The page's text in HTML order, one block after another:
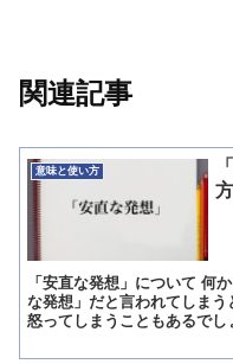
関連記事
意味と使い方
「安直な発想」について 何
な発想」だと言われてしま
怒ってしまうこともあるで